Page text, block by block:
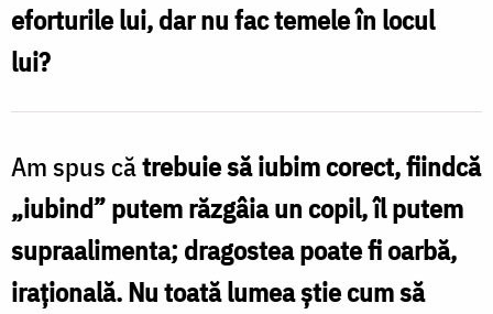
eforturile lui, dar nu fac temele în locul
lui?
Am spus cătrebuie să iubim corect, fiindcă
„iubind” putem răzgâia un copil, îl putem
supraalimenta; dragostea poate fi oarbă,
iraţională. Nu toată lumea ştie cum să